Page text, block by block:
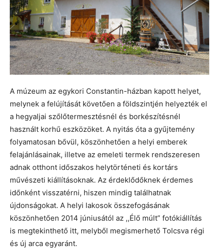
A múzeum az egykori Constantin-házban kapott helyet,
melynek a felújítását követően a földszintjén helyezték el
a hegyaljai szőlőtermesztésnél és borkészítésnél
használt korhű eszközöket. A nyitás óta a gyűjtemény
folyamatosan bővül, köszönhetően a helyi emberek
felajánlásainak, illetve az emeleti termek rendszeresen
adnak otthont időszakos helytörténeti és kortárs
művészeti kiállításoknak. Az érdeklődőknek érdemes
időnként visszatérni, hiszen mindig találhatnak
újdonságokat. A helyi lakosok összefogásának
köszönhetően 2014 júniusától az ,,Élő múlt” fotókiállítás
is megtekinthető itt, melyből megismerhető Tolcsva régi
és új arca egyaránt.